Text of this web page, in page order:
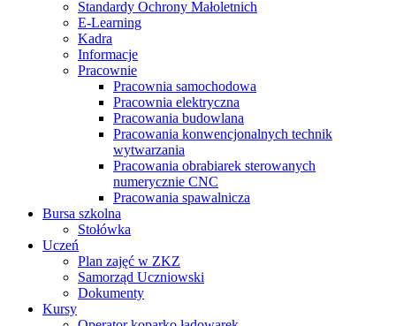
Standardy Ochrony Małoletnich
E-Learning
Kadra
Informacje
Pracownie
Pracownia samochodowa
Pracownia elektryczna
Pracowania budowlana
Pracowania konwencjonalnych technik
wytwarzania
Pracowania obrabiarek sterowanych
numerycznie CNC
Pracowania spawalnicza
Bursa szkolna
Stołówka
Uczeń
Plan zajęć w ZKZ
Samorząd Uczniowski
Dokumenty
Kursy